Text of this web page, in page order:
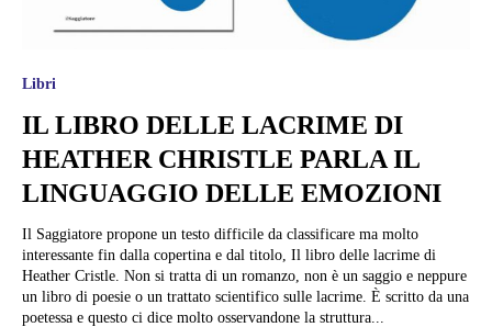
Libri
IL LIBRO DELLE LACRIME DI
HEATHER CHRISTLE PARLA IL
LINGUAGGIO DELLE EMOZIONI
Il Saggiatore propone un testo difficile da classificare ma molto
interessante fin dalla copertina e dal titolo, Il libro delle lacrime di
Heather Cristle. Non si tratta di un romanzo, non è un saggio e neppure
un libro di poesie o un trattato scientifico sulle lacrime. È scritto da una
poetessa e questo ci dice molto osservandone la struttura...